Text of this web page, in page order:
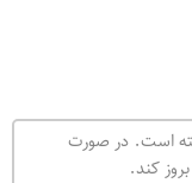
است. در صورت
کند.